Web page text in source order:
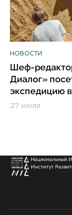
НОВОСТИ
Шеф-
Диалог»
экспедицию
27 июля
Национальный
Институт